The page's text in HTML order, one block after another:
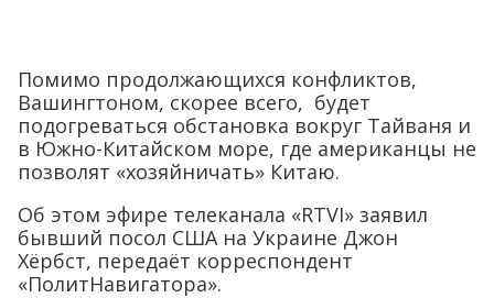
Помимо продолжающихся конфликтов,
Вашингтоном, скорее всего, будет
подогреваться обстановка вокруг Тайваня и
в Южно-Китайском море, где американцы не
позволят «хозяйничать» Китаю.
Об этом эфире телеканала «RTVI» заявил
бывший посол США на Украине Джон
Хёрбст, передаёт корреспондент
«ПолитНавигатора».